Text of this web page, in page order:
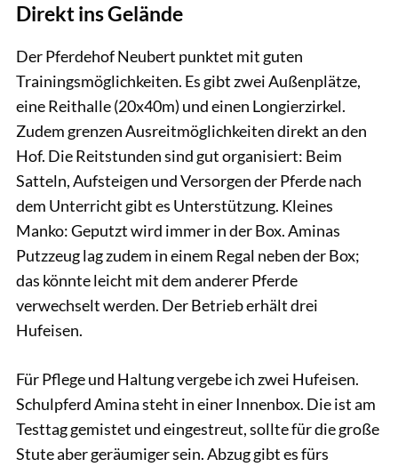
Direkt ins Gelände
Der Pferdehof Neubert punktet mit guten
Trainingsmöglichkeiten. Es gibt zwei Außenplätze,
eine Reithalle (20x40m) und einen Longierzirkel.
Zudem grenzen Ausreitmöglichkeiten direkt an den
Hof. Die Reitstunden sind gut organisiert: Beim
Satteln, Aufsteigen und Versorgen der Pferde nach
dem Unterricht gibt es Unterstützung. Kleines
Manko: Geputzt wird immer in der Box. Aminas
Putzzeug lag zudem in einem Regal neben der Box;
das könnte leicht mit dem anderer Pferde
verwechselt werden. Der Betrieb erhält drei
Hufeisen.
Für Pflege und Haltung vergebe ich zwei Hufeisen.
Schulpferd Amina steht in einer Innenbox. Die ist am
Testtag gemistet und eingestreut, sollte für die große
Stute aber geräumiger sein. Abzug gibt es fürs